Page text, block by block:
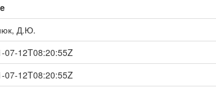
Д.Ю.
07-12T08:20:55Z
07-12T08:20:55Z